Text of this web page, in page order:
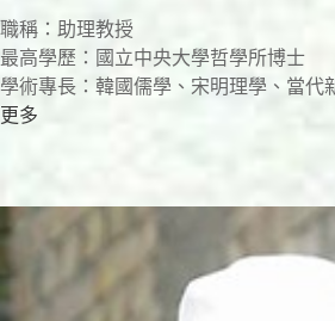
職稱：助理教授
最高學歷：國立中央大學哲學所博士
學術專長：韓國儒學、宋明理學、當代
更多